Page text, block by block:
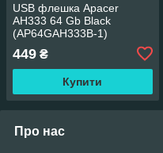
USB флешка Apacer
AH333 64 Gb Black
(AP64GAH333B-1)
449 ₴
Купити
Про нас